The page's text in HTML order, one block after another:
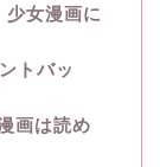
女漫画に
トバッ
画は読め